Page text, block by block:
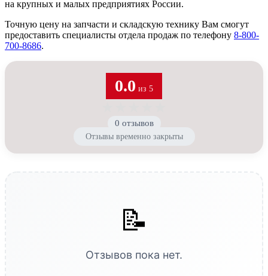
на крупных и малых предприятиях России.
Точную цену на запчасти и складскую технику Вам смогут
предоставить специалисты отдела продаж по телефону 8-800-
700-8686.
0.0 из 5
0 отзывов
Отзывы временно закрыты
📝
Отзывов пока нет.